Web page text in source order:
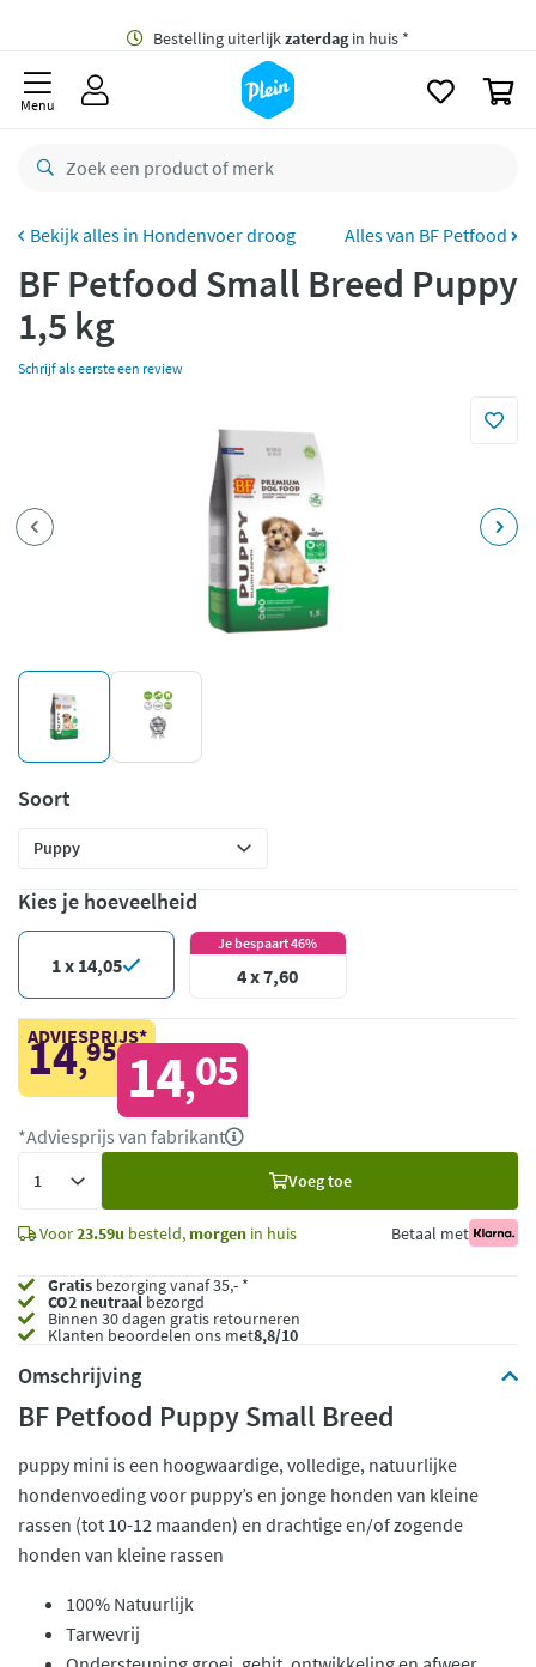
Bestelling uiterlijkzaterdag
retourneren
CO2 neutraal bezorgd
Betaal met Klarna
Menu
Hondenvoer droog Alles van BF Petfood
BF Petfood Small Breed Puppy
1,5 kg
Schrijf als eerste een review
Soort
Kies je hoeveelheid
1 x 14,05
Je bespaart 46%
4 x 7,60
ADVIESPRIJS*
14,95 14,05
*Adviesprijs van fabrikant
Voeg toe
Voor23.59u besteld, morgen in huis Betaal met
Gratis bezorging vanaf 35,- *
CO2 neutraalbezorgd
Binnen 30 dagen gratis retourneren
Klanten beoordelen ons met8,8/10
Omschrijving
BF Petfood Puppy Small Breed
puppy mini is een hoogwaardige, volledige, natuurlijke
hondenvoeding voor puppy’s en jonge honden van kleine
rassen (tot 10-12 maanden) en drachtige en/of zogende
honden van kleine rassen
100% Natuurlijk
Tarwevrij